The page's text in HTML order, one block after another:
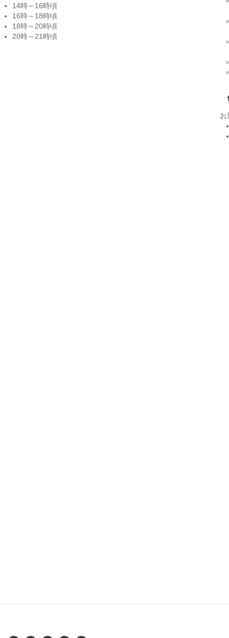
14時～16時頃
16時～18時頃
18時～20時頃
20時～21時頃
お